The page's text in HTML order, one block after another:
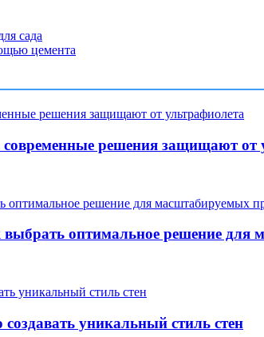
сада
цемента
решения защищают от
оптимальное решение для
уникальный стиль стен